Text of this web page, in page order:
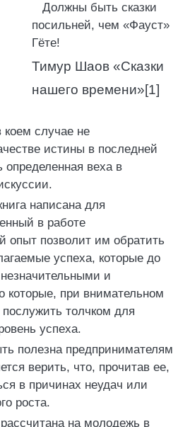
Должны быть сказки
посильней, чем «Фауст»
Гёте!
Тимур Шаов «Сказки
нашего времени»[1]
коем случае не
истины в последней
веха в
написана для
в работе
опыт позволит им обратить
успеха, которые до
и
которые, при внимательном
толчком для
успеха.
полезна предпринимателям
верить, что, прочитав ее,
в причинах неудач или
роста.
на молодежь в